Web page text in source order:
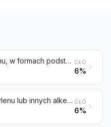
Polimery etylenu, w formach podstawowych CŁO
6%
Polimery propylenu lub innych alkenów, w formach podstawowych CŁO
6%